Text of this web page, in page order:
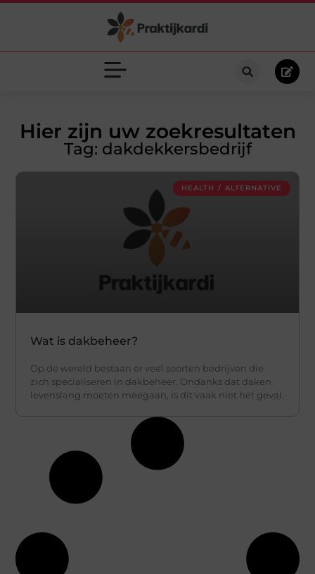
Hier zijn uw zoekresultaten
Tag: dakdekkersbedrijf
HEALTH / ALTERNATIVE
Wat is dakbeheer?
Op de wereld bestaan er veel soorten bedrijven die
zich specialiseren in dakbeheer. Ondanks dat daken
levenslang moeten meegaan, is dit vaak niet het geval.